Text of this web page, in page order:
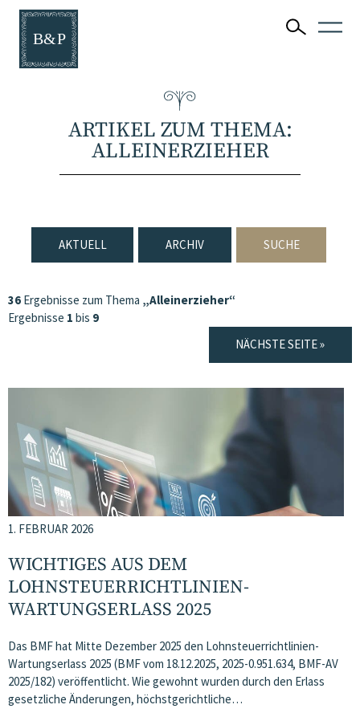
ARTIKEL ZUM THEMA:
ALLEINERZIEHER
AKTUELL ARCHIV SUCHE
36 Ergebnisse zum Thema „Alleinerzieher“
Ergebnisse 1 bis 9
NÄCHSTE SEITE »
1. FEBRUAR 2026
WICHTIGES AUS DEM
LOHNSTEUERRICHTLINIEN-
WARTUNGSERLASS 2025
Das BMF hat Mitte Dezember 2025 den Lohnsteuerrichtlinien-
Wartungserlass 2025 (BMF vom 18.12.2025, 2025-0.951.634, BMF-AV
2025/182) veröffentlicht. Wie gewohnt wurden durch den Erlass
gesetzliche Änderungen, höchstgerichtliche…